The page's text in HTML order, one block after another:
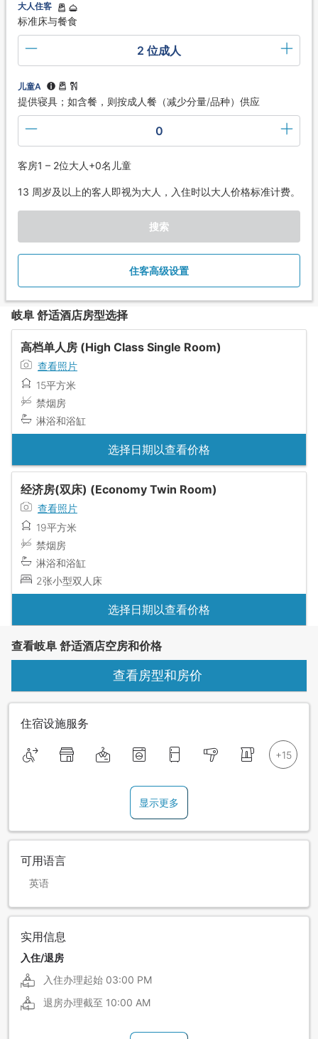
大人住客
标准床与餐食
2 位成人
儿童A
提供寝具；如含餐，则按成人餐（减少分量/品种）供应
0
客房1 – 2位大人+0名儿童
13 周岁及以上的客人即视为大人，入住时以大人价格标准计费。
搜索
住客高级设置
岐阜 舒适酒店房型选择
高档单人房 (High Class Single Room)
查看照片
15平方米
禁烟房
淋浴和浴缸
选择日期以查看价格
经济房(双床) (Economy Twin Room)
查看照片
19平方米
禁烟房
淋浴和浴缸
2张小型双人床
选择日期以查看价格
查看岐阜 舒适酒店空房和价格
查看房型和房价
住宿设施服务
显示更多
可用语言
英语
实用信息
入住/退房
入住办理起始 03:00 PM
退房办理截至 10:00 AM